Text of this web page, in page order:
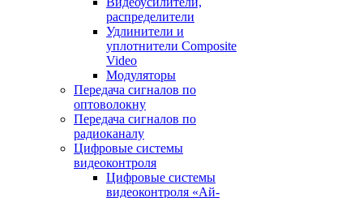
распределители
Удлинители и
уплотнители Сomposite
Video
Модуляторы
Передача сигналов по
оптоволокну
Передача сигналов по
радиоканалу
Цифровые системы
видеоконтроля
Цифровые системы
видеоконтроля «Ай-